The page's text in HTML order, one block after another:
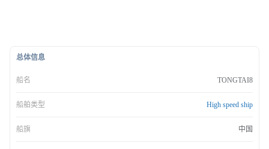
总体信息
船名 TONGTAI8
船舶类型 High speed ship
船旗 中国